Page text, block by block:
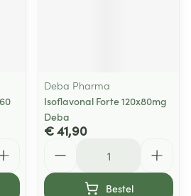
Deba Pharma
Isoflavonal Forte 120x80mg
Deba
€ 41,90
Bestel